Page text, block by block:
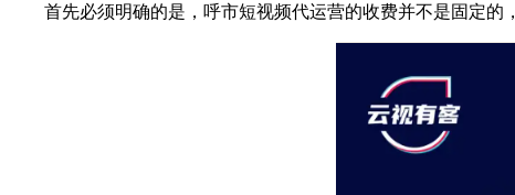
首先必须明确的是，呼市短视频代运营的收费并不是固定的